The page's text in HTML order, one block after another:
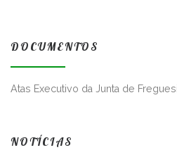
DOCUMENTOS
Atas Executivo da Junta de
NOTÍCIAS